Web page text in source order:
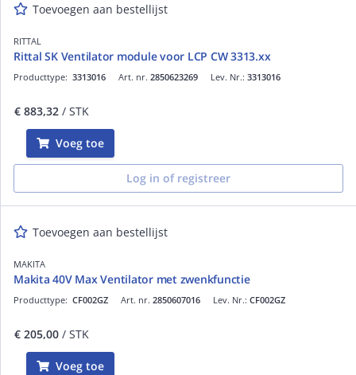
Toevoegen aan bestellijst
RITTAL
Rittal SK Ventilator module voor LCP CW 3313.xx
Art. nr. 2850623269
Producttype: 3313016 Lev. Nr.: 3313016
€ 883,32 / STK
Voeg toe
Log in of registreer
Toevoegen aan bestellijst
MAKITA
Makita 40V Max Ventilator met zwenkfunctie
Art. nr. 2850607016
Producttype: CF002GZ Lev. Nr.: CF002GZ
€ 205,00 / STK
Voeg toe